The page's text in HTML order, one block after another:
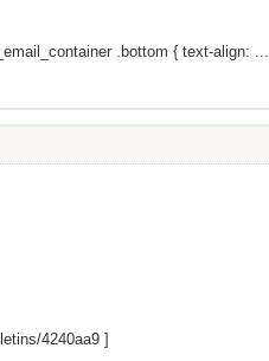
.bottom { text-align: ...
4240aa9 ]